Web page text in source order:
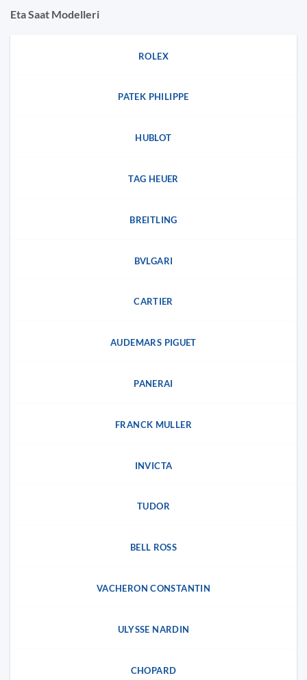
Eta Saat Modelleri
ROLEX
PATEK PHILIPPE
HUBLOT
TAG HEUER
BREITLING
BVLGARI
CARTIER
AUDEMARS PIGUET
PANERAI
FRANCK MULLER
INVICTA
TUDOR
BELL ROSS
VACHERON CONSTANTIN
ULYSSE NARDIN
CHOPARD